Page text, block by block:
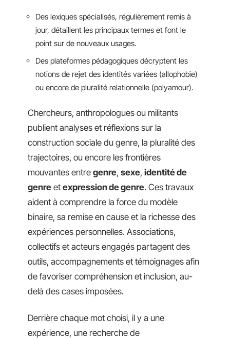
Des lexiques spécialisés, régulièrement remis à
jour, détaillent les principaux termes et font le
point sur de nouveaux usages.
Des plateformes pédagogiques décryptent les
notions de rejet des identités variées (allophobie)
ou encore de pluralité relationnelle (polyamour).
Chercheurs, anthropologues ou militants
publient analyses et réflexions sur la
construction sociale du genre, la pluralité des
trajectoires, ou encore les frontières
mouvantes entre genre, sexe, identité de
genre et expression de genre. Ces travaux
aident à comprendre la force du modèle
binaire, sa remise en cause et la richesse des
expériences personnelles. Associations,
collectifs et acteurs engagés partagent des
outils, accompagnements et témoignages afin
de favoriser compréhension et inclusion, au-
delà des cases imposées.
Derrière chaque mot choisi, il y a une
expérience, une recherche de